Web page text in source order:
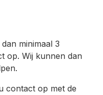
minimaal 3
op. Wij kunnen dan
contact op met de